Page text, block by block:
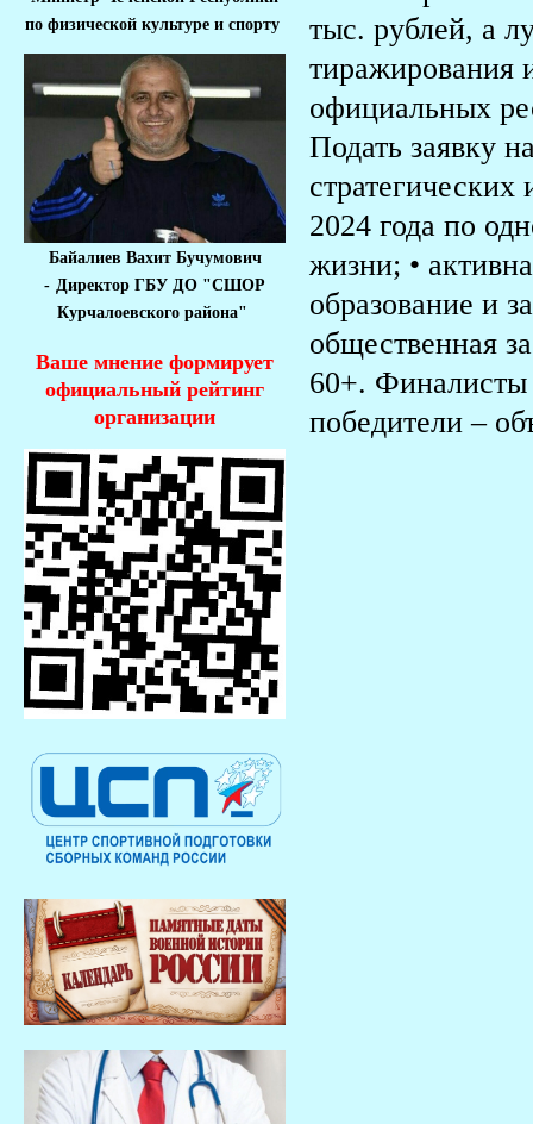
по физической культуре и спорту
Байалиев Вахит Бучумович
- Директор ГБУ ДО "СШОР
Курчалоевского района"
Ваше мнение формирует
официальный рейтинг
организации
тыс. рублей, а
тиражирования
официальных
Подать заявку
2024 года по
жизни; •
образование и
общественная
60+. Финалисты
победители –